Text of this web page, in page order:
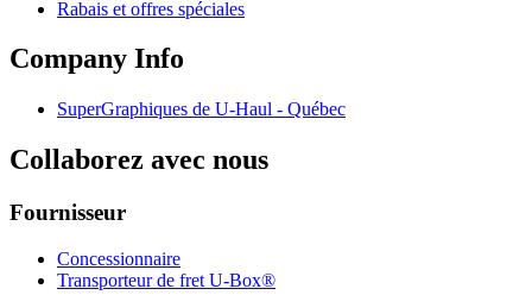
Rabais et offres spéciales
Company Info
SuperGraphiques de U-Haul - Québec
Collaborez avec nous
Fournisseur
Concessionnaire
Transporteur de fret U-Box®